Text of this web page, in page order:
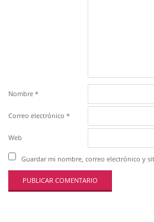
Nombre *
Correo electrónico *
Web
Guardar mi nombre, correo electrónico y